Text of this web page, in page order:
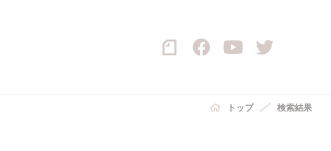
トップ 検索結果